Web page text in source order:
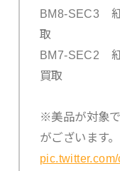
BM8-SEC3
取
BM7-SEC2
買取
※美品が対象
がございます